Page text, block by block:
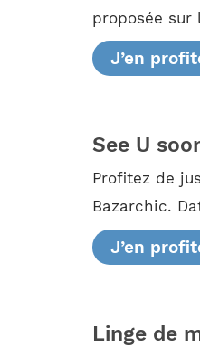
proposée sur
J’en
See U
Profitez de
Bazarchic.
J’en
Linge de